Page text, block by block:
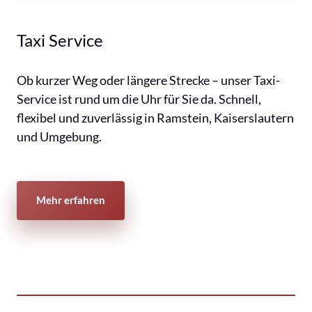
Taxi Service
Ob kurzer Weg oder längere Strecke – unser Taxi-
Service ist rund um die Uhr für Sie da. Schnell,
flexibel und zuverlässig in Ramstein, Kaiserslautern
und Umgebung.
Mehr erfahren